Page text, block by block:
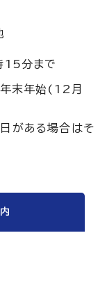
15分まで
年末年始(12月
がある場合はそ